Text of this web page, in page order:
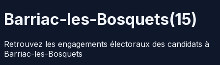
Barriac-les-Bosquets(15)
Retrouvez les engagements électoraux des candidats à
Barriac-les-Bosquets